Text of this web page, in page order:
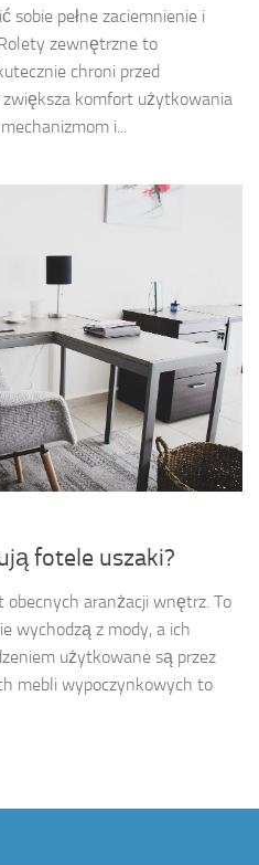
sobie pełne zaciemnienie i
zewnętrzne to
chroni przed
komfort użytkowania
i...
fotele uszaki?
aranżacji wnętrz. To
wychodzą z mody, a ich
użytkowane są przez
mebli wypoczynkowych to